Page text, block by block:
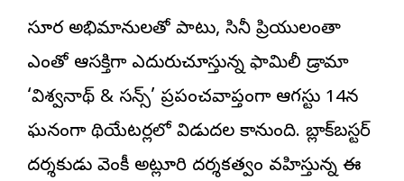
సూర్య అభిమానులతో పాటు, సినీ ప్రియులంతా
ఎంతో ఆసక్తిగా ఎదురుచూస్తున్న ఫ్యామిలీ డ్రామా
‘విశ్వనాథ్ & సన్స్’ ప్రపంచవ్యాప్తంగా ఆగస్టు 14న
ఘనంగా థియేటర్లలో విడుదల కానుంది. బ్లాక్‌బస్టర్
దర్శకుడు వెంకీ అట్లూరి దర్శకత్వం వహిస్తున్న ఈ